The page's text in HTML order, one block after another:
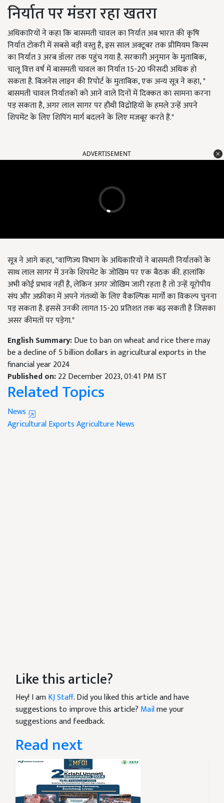
निर्यात पर मंडरा रहा खतरा
अधिकारियों ने कहा कि बासमती चावल का निर्यात अब भारत की कृषि
निर्यात टोकरी में सबसे बड़ी वस्तु है, इस साल अक्टूबर तक प्रीमियम किस्म
का निर्यात 3 अरब डॉलर तक पहुंच गया है. सरकारी अनुमान के मुताबिक,
चालू वित्त वर्ष में बासमती चावल का निर्यात 15-20 फीसदी अधिक हो
सकता है. बिजनेस लाइन की रिपोर्ट के मुताबिक, एक अन्य सूत्र ने कहा, "
बासमती चावल निर्यातकों को आने वाले दिनों में दिक्कत का सामना करना
पड़ सकता है, अगर लाल सागर पर हौथी विद्रोहियों के हमले उन्हें अपने
शिपमेंट के लिए शिपिंग मार्ग बदलने के लिए मजबूर करते हैं."
ADVERTISEMENT
सूत्र ने आगे कहा, "वाणिज्य विभाग के अधिकारियों ने बासमती निर्यातकों के
साथ लाल सागर में उनके शिपमेंट के जोखिम पर एक बैठक की. हालांकि
अभी कोई प्रभाव नहीं है, लेकिन अगर जोखिम जारी रहता है तो उन्हें यूरोपीय
संघ और अफ्रीका में अपने गंतव्यों के लिए वैकल्पिक मार्गों का विकल्प चुनना
पड़ सकता है. इससे उनकी लागत 15-20 प्रतिशत तक बढ़ सकती है जिसका
असर कीमतों पर पड़ेगा."
English Summary:Due to ban on wheat and rice there may
be a decline of 5 billion dollars in agricultural exports in the
financial year 2024
Published on:22 December 2023, 01:41 PM IST
Related Topics
News
Agricultural ExportsAgriculture News
Like this article?
Hey! I amKJ Staff. Did you liked this article and have
suggestions to improve this article? Mailme your
suggestions and feedback.
Read next